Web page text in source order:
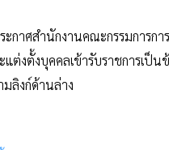
กาศสำนักงานคณะกรรมการ
แต่งตั้งบุคคลเข้ารับราชการเ
มลิงก์ด้านล่าง